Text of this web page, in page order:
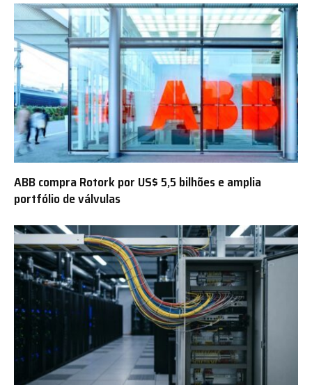
ABB compra Rotork por US$ 5,5 bilhões e amplia
portfólio de válvulas